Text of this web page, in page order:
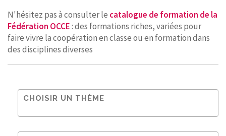
N'hésitez pas à consulter le catalogue de formation de la
Fédération OCCE: des formations riches, variées pour
faire vivre la coopération en classe ou en formation dans
des disciplines diverses